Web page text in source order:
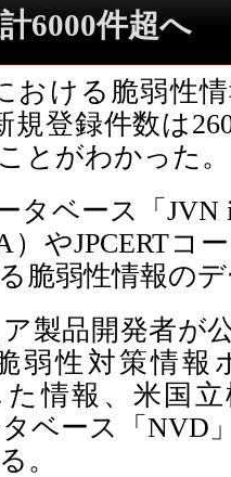
6000件超へ
おける脆弱性
規登録件数は
とがわかった。
タベース「JVN
）やJPCERTコ
脆弱性情報の
製品開発者が
弱性対策情報
た情報、米国
ベース「NVD
。